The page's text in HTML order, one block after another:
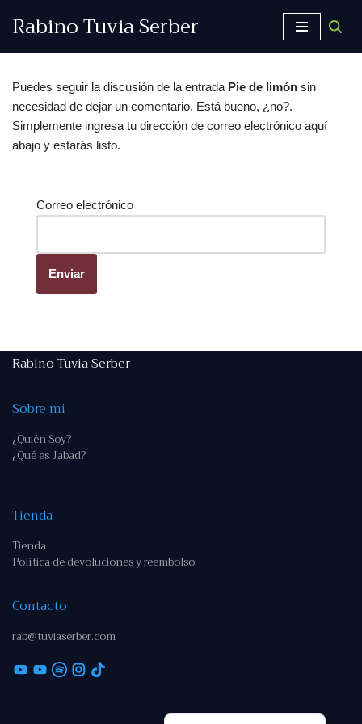
contenido
Rabino Tuvia Serber
Puedes seguir la discusión de la entrada Pie de limón sin
necesidad de dejar un comentario. Está bueno, ¿no?.
Simplemente ingresa tu dirección de correo electrónico aquí
abajo y estarás listo.
Correo electrónico
Rabino Tuvia Serber
Sobre mi
¿Quién Soy?
¿Qué es Jabad?
Tienda
Tienda
Política de devoluciones y reembolso
Contacto
rab@tuviaserber.com